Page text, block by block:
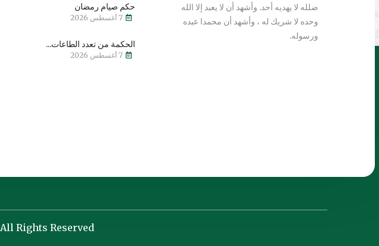
ضلله لا يهديه أحد. وأشهد أن لا يعبد إلا الله
وحده لا شريك له ، وأشهد أن محمدا عبده
ورسوله.
حكم صيام رمضان
7 أغسطس 2026
الحكمة من تعدد الطاعات...
7 أغسطس 2026
All Rights Reserved